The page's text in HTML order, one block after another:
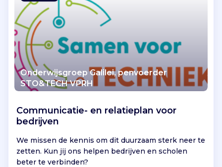
Onderwijsgroep Galilei, penvoerder
STO&TECH VPRH
Communicatie- en relatieplan voor
bedrijven
We missen de kennis om dit duurzaam sterk neer te
zetten. Kun jij ons helpen bedrijven en scholen
beter te verbinden?